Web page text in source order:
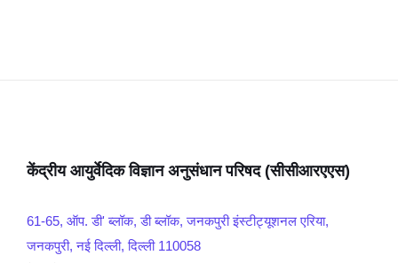
केंद्रीय आयुर्वेदिक विज्ञान अनुसंधान परिषद (सीसीआरएएस)
61-65, ऑप. डी' ब्लॉक, डी ब्लॉक, जनकपुरी इंस्टीट्यूशनल एरिया,
जनकपुरी, नई दिल्ली, दिल्ली 110058